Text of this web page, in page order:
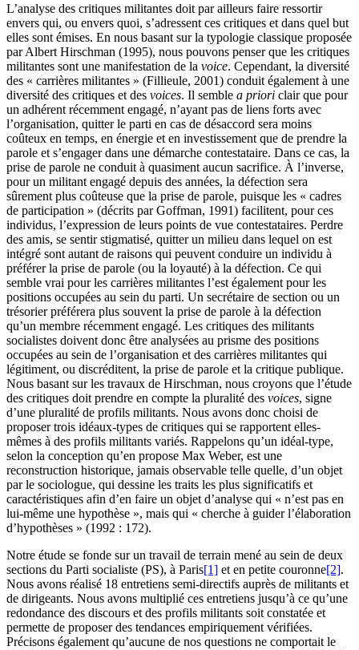
L’analyse des critiques militantes doit par ailleurs faire ressortir
envers qui, ou envers quoi, s’adressent ces critiques et dans quel but
elles sont émises. En nous basant sur la typologie classique proposée
par Albert Hirschman (1995), nous pouvons penser que les critiques
militantes sont une manifestation de la voice. Cependant, la diversité
des « carrières militantes » (Fillieule, 2001) conduit également à une
diversité des critiques et des voices. Il semble a priori clair que pour
un adhérent récemment engagé, n’ayant pas de liens forts avec
l’organisation, quitter le parti en cas de désaccord sera moins
coûteux en temps, en énergie et en investissement que de prendre la
parole et s’engager dans une démarche contestataire. Dans ce cas, la
prise de parole ne conduit à quasiment aucun sacrifice. À l’inverse,
pour un militant engagé depuis des années, la défection sera
sûrement plus coûteuse que la prise de parole, puisque les « cadres
de participation » (décrits par Goffman, 1991) facilitent, pour ces
individus, l’expression de leurs points de vue contestataires. Perdre
des amis, se sentir stigmatisé, quitter un milieu dans lequel on est
intégré sont autant de raisons qui peuvent conduire un individu à
préférer la prise de parole (ou la loyauté) à la défection. Ce qui
semble vrai pour les carrières militantes l’est également pour les
positions occupées au sein du parti. Un secrétaire de section ou un
trésorier préférera plus souvent la prise de parole à la défection
qu’un membre récemment engagé. Les critiques des militants
socialistes doivent donc être analysées au prisme des positions
occupées au sein de l’organisation et des carrières militantes qui
légitiment, ou discréditent, la prise de parole et la critique publique.
Nous basant sur les travaux de Hirschman, nous croyons que l’étude
des critiques doit prendre en compte la pluralité des voices, signe
d’une pluralité de profils militants. Nous avons donc choisi de
proposer trois idéaux-types de critiques qui se rapportent elles-
mêmes à des profils militants variés. Rappelons qu’un idéal-type,
selon la conception qu’en propose Max Weber, est une
reconstruction historique, jamais observable telle quelle, d’un objet
par le sociologue, qui dessine les traits les plus significatifs et
caractéristiques afin d’en faire un objet d’analyse qui « n’est pas en
lui-même une hypothèse », mais qui « cherche à guider l’élaboration
d’hypothèses » (1992 : 172).
Notre étude se fonde sur un travail de terrain mené au sein de deux
sections du Parti socialiste (PS), à Paris[1] et en petite couronne[2].
Nous avons réalisé 18 entretiens semi-directifs auprès de militants et
de dirigeants. Nous avons multiplié ces entretiens jusqu’à ce qu’une
redondance des discours et des profils militants soit constatée et
permette de proposer des tendances empiriquement vérifiées.
Précisons également qu’aucune de nos questions ne comportait le